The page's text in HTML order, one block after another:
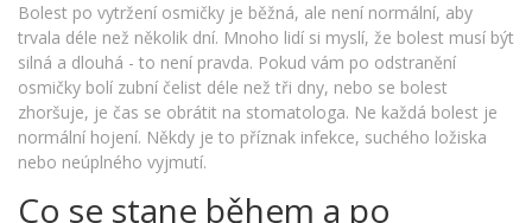
Bolest po vytržení osmičky je běžná, ale není normální, aby
trvala déle než několik dní. Mnoho lidí si myslí, že bolest musí být
silná a dlouhá - to není pravda. Pokud vám po odstranění
osmičky bolí zubní čelist déle než tři dny, nebo se bolest
zhoršuje, je čas se obrátit na stomatologa. Ne každá bolest je
normální hojení. Někdy je to příznak infekce, suchého ložiska
nebo neúplného vyjmutí.
Co se stane během a po